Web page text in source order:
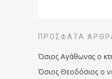
ΠΡΌΣΦΑΤΑ
Όσιος Αγάθωνας ο
Όσιος Θεοδόσιος ο